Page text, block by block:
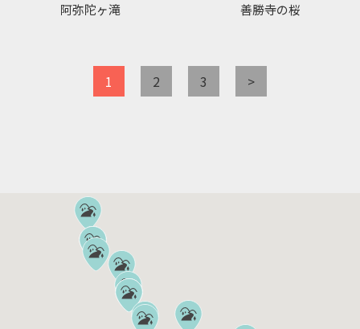
阿弥陀ヶ滝 善勝寺の桜
1 2 3 >